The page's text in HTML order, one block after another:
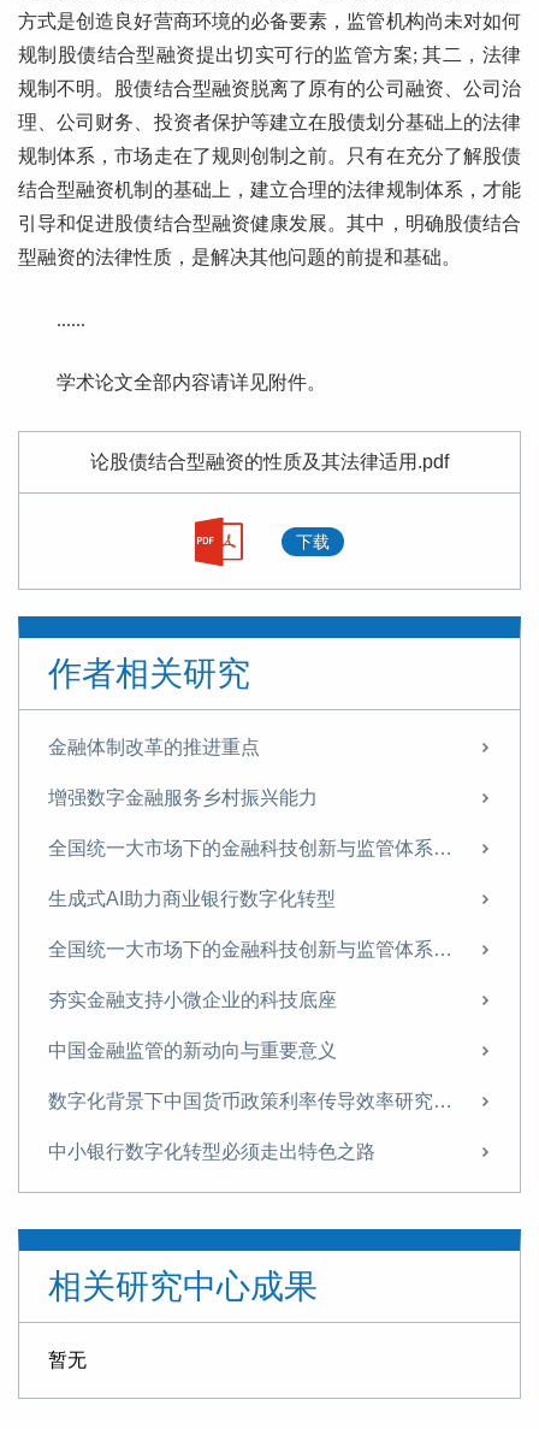
方式是创造良好营商环境的必备要素，监管机构尚未对如何
规制股债结合型融资提出切实可行的监管方案; 其二，法律
规制不明。股债结合型融资脱离了原有的公司融资、公司治
理、公司财务、投资者保护等建立在股债划分基础上的法律
规制体系，市场走在了规则创制之前。只有在充分了解股债
结合型融资机制的基础上，建立合理的法律规制体系，才能
引导和促进股债结合型融资健康发展。其中，明确股债结合
型融资的法律性质，是解决其他问题的前提和基础。
......
学术论文全部内容请详见附件。
论股债结合型融资的性质及其法律适用.pdf
下载
作者相关研究
金融体制改革的推进重点
增强数字金融服务乡村振兴能力
全国统一大市场下的金融科技创新与监管体系重构
生成式AI助力商业银行数字化转型
全国统一大市场下的金融科技创新与监管体系重构
夯实金融支持小微企业的科技底座
中国金融监管的新动向与重要意义
数字化背景下中国货币政策利率传导效率研究——来自数字消费信贷市场的微观证据
中小银行数字化转型必须走出特色之路
金融科技赋能小微贷款长效机制
推动数字经济持续健康发展
金融科技赋能小微贷款长效机制
以统一资本市场助力统一大市场建设
相关研究中心成果
暂无